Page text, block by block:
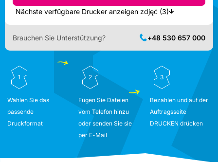
Nächste verfügbare Drucker anzeigen zdjęć (3)
Brauchen Sie Unterstützung? +48 530 657 000
1
Wählen Sie das
passende
Druckformat
2
Fügen Sie Dateien
vom Telefon hinzu
oder senden Sie sie
per E-Mail
3
Bezahlen und auf der
Auftragsseite
DRUCKEN drücken